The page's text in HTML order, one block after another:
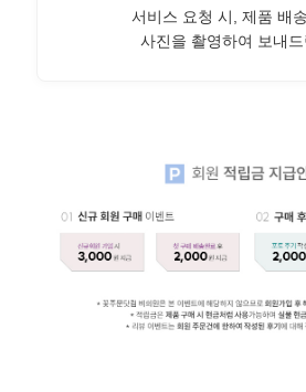
서비스 요청 시, 제품 배
사진을 촬영하여 보내드